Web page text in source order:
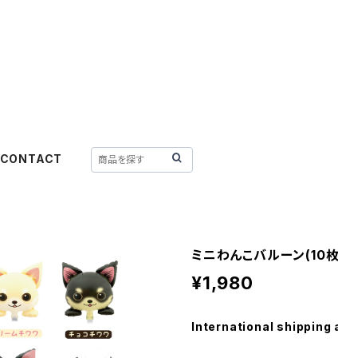
CONTACT
ミニわんこバルーン(10
¥1,980
International shipping